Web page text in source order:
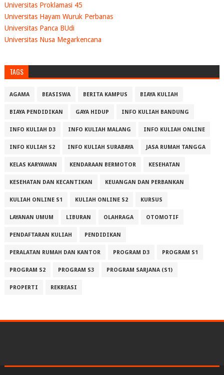
Universitas Proklamasi 45
Universitas Hayam Wuruk Perbanas
Universitas Panca BUdi
Universitas Nusa Megarkencana
TAGS
AGAMA BEASISWA BERITA KAMPUS BIAYA KULIAH
BIAYA PENDIDIKAN GAYA HIDUP INFO KULIAH BANDUNG
INFO KULIAH D3 INFO KULIAH MALANG INFO KULIAH ONLINE
INFO KULIAH S2 INFO KULIAH SURABAYA JASA RUMAH TANGGA
KELAS KARYAWAN KENDARAAN BERMOTOR KESEHATAN
KESEHATAN DAN KECANTIKAN KEUANGAN DAN PERBANKAN
KULIAH ONLINE S1 KULIAH ONLINE S2 KURSUS
LAYANAN UMUM LIBURAN OLAHRAGA OTOMOTIF
PENDAFTARAN KULIAH PENDIDIKAN
PERALATAN RUMAH DAN KANTOR PROGRAM D3 PROGRAM S1
PROGRAM S2 PROGRAM S3 PROGRAM SARJANA (S1)
PROPERTI REKREASI